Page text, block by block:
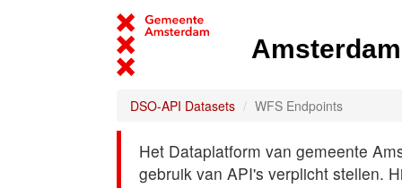
DSO-API Datasets WFS Endpoints
Het Dataplatform van gemeente
gebruik van API's verplicht stellen.